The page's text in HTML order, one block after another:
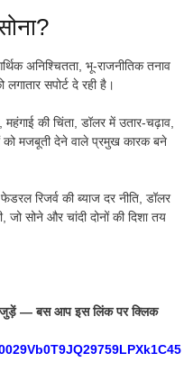
अनिश्चितता, भू-राजनीतिक तनाव
सपोर्ट दे रही है।
की चिंता, डॉलर में उतार-चढ़ाव,
को मजबूती देने वाले प्रमुख कारक बने
रिजर्व की ब्याज दर नीति, डॉलर
सोने और चांदी दोनों की दिशा तय
जुड़ें — बस आप इस लिंक पर क्लिक